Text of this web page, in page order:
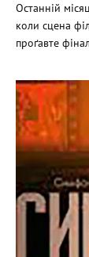
Останній
коли сцена
проґавте